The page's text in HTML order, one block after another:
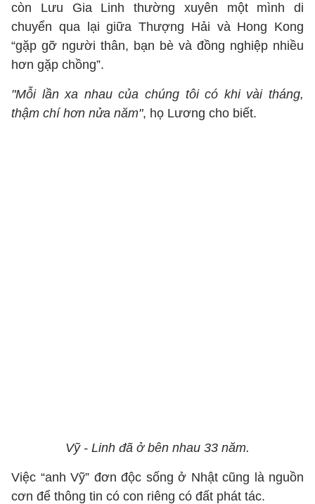
còn Lưu Gia Linh thường xuyên một mình di
chuyển qua lại giữa Thượng Hải và Hong Kong
“gặp gỡ người thân, bạn bè và đồng nghiệp nhiều
hơn gặp chồng”.
"Mỗi lần xa nhau của chúng tôi có khi vài tháng,
thậm chí hơn nửa năm", họ Lương cho biết.
Vỹ - Linh đã ở bên nhau 33 năm.
Việc “anh Vỹ” đơn độc sống ở Nhật cũng là nguồn
cơn để thông tin có con riêng có đất phát tác.